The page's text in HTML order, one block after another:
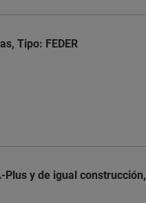
Tipo: FEDER
y de igual construcción,